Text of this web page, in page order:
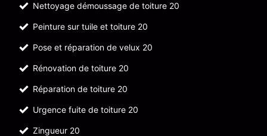
Nettoyage démoussage de toiture 20
Peinture sur tuile et toiture 20
Pose et réparation de velux 20
Rénovation de toiture 20
Réparation de toiture 20
Urgence fuite de toiture 20
Zingueur 20